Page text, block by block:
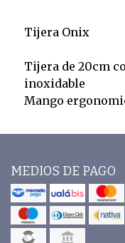
Tijera Onix
Tijera de 20cm
inoxidable
Mango
MEDIOS DE PAGO